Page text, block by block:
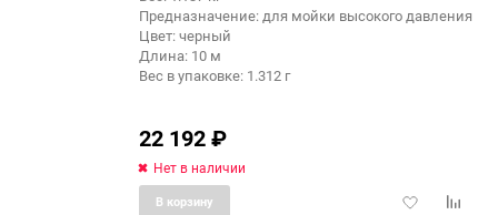
Предназначение: для мойки высокого давления
Цвет: черный
Длина: 10 м
Вес в упаковке: 1.312 г
22 192₽
Нет в наличии
Добавить
В корзину